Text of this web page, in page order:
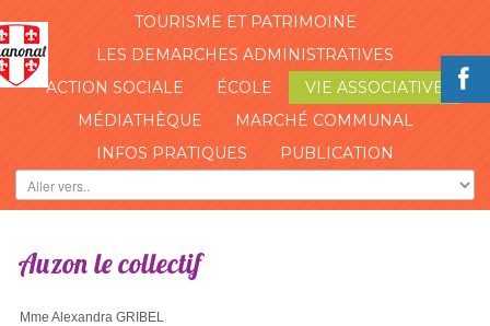
TOURISME ET PATRIMOINE
LES DEMARCHES ADMINISTRATIVES
ACTION SOCIALE
ÉCOLE
VIE ASSOCIATIVE
MÉDIATHÈQUE
MARCHÉ COMMUNAL
INFOS PRATIQUES
PUBLICATION
Auzonlecollectif
Mme Alexandra GRIBEL